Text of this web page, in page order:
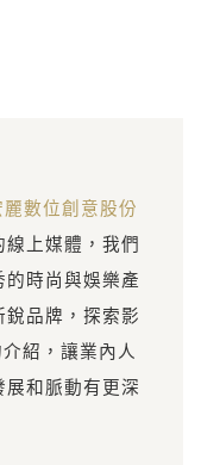
麗數位創意股份
上媒體，我們
時尚與娛樂產
品牌，探索影
紹，讓業內人
和脈動有更深